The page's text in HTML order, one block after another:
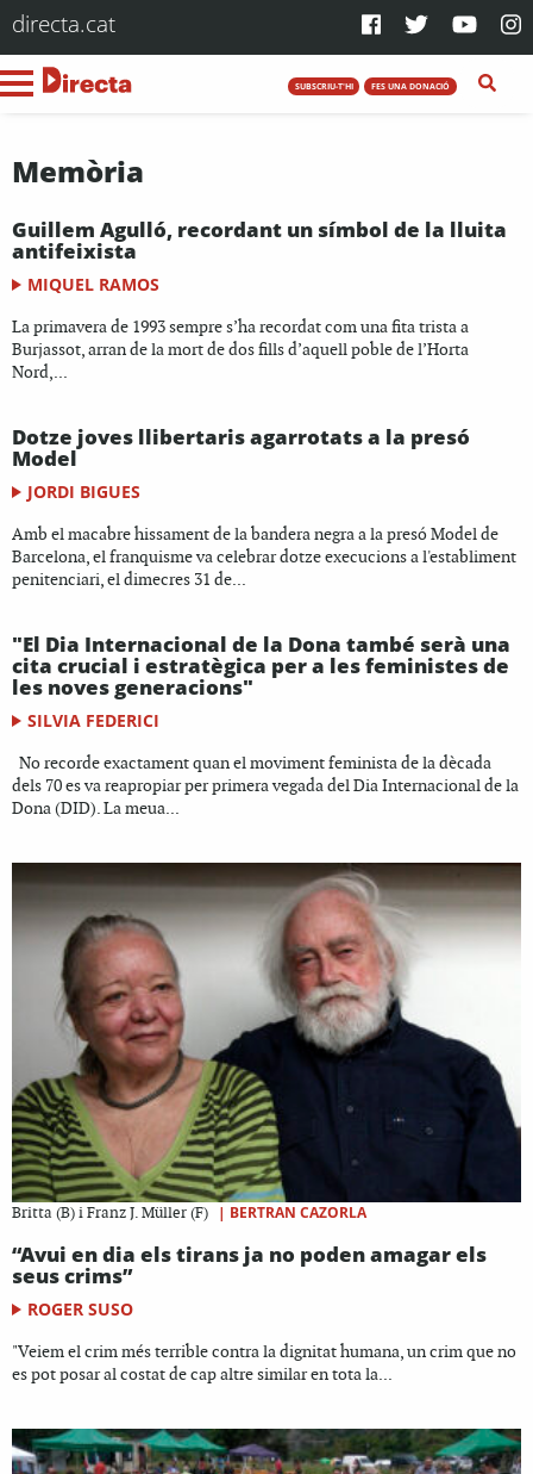
directa.cat
SUBSCRIU-T'HI FES UNA DONACIÓ
Memòria
Guillem Agulló, recordant un símbol de la lluita
antifeixista
MIQUEL RAMOS
La primavera de 1993 sempre s’ha recordat com una fita trista a
Burjassot, arran de la mort de dos fills d’aquell poble de l’Horta
Nord,...
Dotze joves llibertaris agarrotats a la presó
Model
JORDI BIGUES
Amb el macabre hissament de la bandera negra a la presó Model de
Barcelona, el franquisme va celebrar dotze execucions a l'establiment
penitenciari, el dimecres 31 de...
"El Dia Internacional de la Dona també serà una
cita crucial i estratègica per a les feministes de
les noves generacions"
SILVIA FEDERICI
No recorde exactament quan el moviment feminista de la dècada
dels 70 es va reapropiar per primera vegada del Dia Internacional de la
Dona (DID). La meua...
Britta (B) i Franz J. Müller (F) | BERTRAN CAZORLA
“Avui en dia els tirans ja no poden amagar els
seus crims”
ROGER SUSO
"Veiem el crim més terrible contra la dignitat humana, un crim que no
es pot posar al costat de cap altre similar en tota la...